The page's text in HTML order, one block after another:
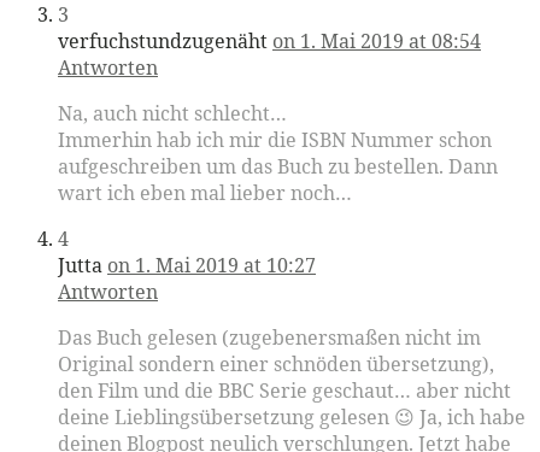
3
verfuchstundzugenäht on 1. Mai 2019 at 08:54
Antworten
Na, auch nicht schlecht…
Immerhin hab ich mir die ISBN Nummer schon
aufgeschreiben um das Buch zu bestellen. Dann
wart ich eben mal lieber noch…
4
Jutta on 1. Mai 2019 at 10:27
Antworten
Das Buch gelesen (zugebenersmaßen nicht im
Original sondern einer schnöden übersetzung),
den Film und die BBC Serie geschaut… aber nicht
deine Lieblingsübersetzung gelesen 😉 Ja, ich habe
deinen Blogpost neulich verschlungen. Jetzt habe